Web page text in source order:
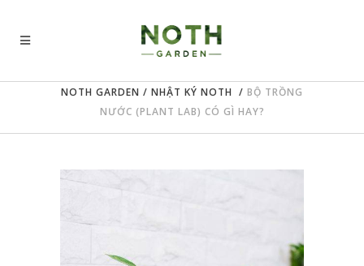
NOTH GARDEN / NHẬT KÝ NOTH / BỘ TRỒNG
NƯỚC (PLANT LAB) CÓ GÌ HAY?